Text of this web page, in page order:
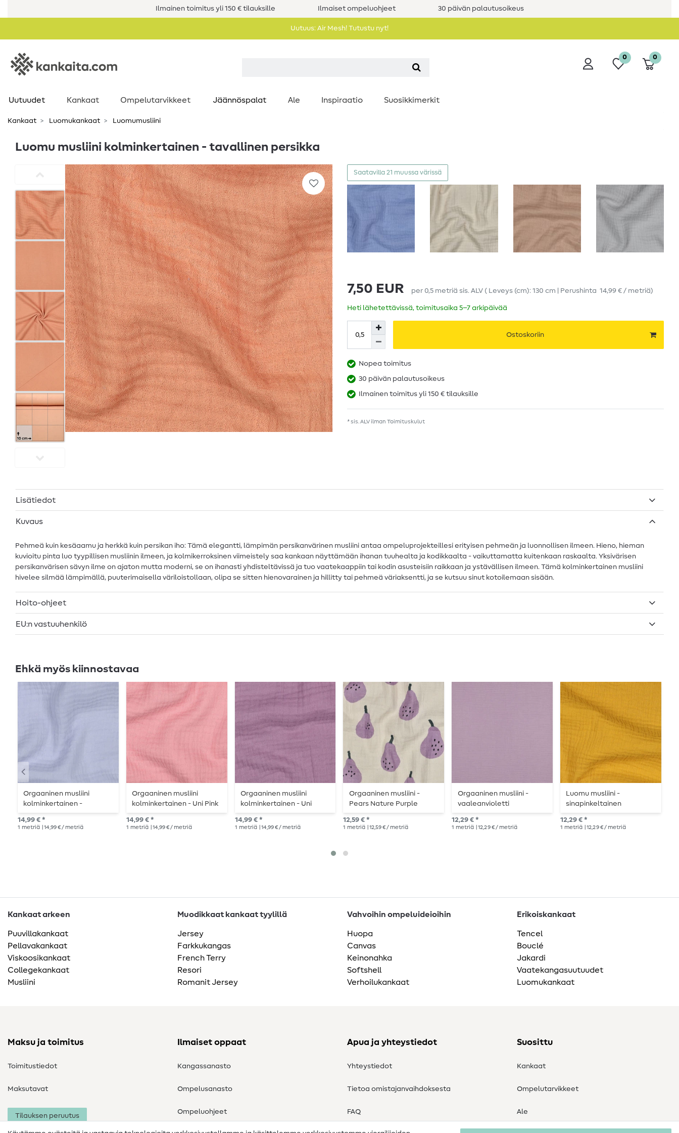
Ilmainen toimitus yli 150 € tilauksille Ilmaiset ompeluohjeet 30 päivän palautusoikeus
Uutuus: Air Mesh! Tutustu nyt!
0 0
Uutuudet Kankaat Ompelutarvikkeet Jäännöspalat Ale Inspiraatio Suosikkimerkit
Kankaat Luomukankaat Luomumusliini
Luomu musliini kolminkertainen - tavallinen persikka
Saatavilla 21 muussa värissä
7,50 EUR per 0,5 metriä sis. ALV ( Leveys (cm): 130 cm | Perushinta 14,99 € / metriä)
Heti lähetettävissä, toimitusaika 5–7 arkipäivää
Ostoskoriin
Nopea toimitus
30 päivän palautusoikeus
Ilmainen toimitus yli 150 € tilauksille
* sis. ALV ilman Toimituskulut
Lisätiedot
Kuvaus
Pehmeä kuin kesäaamu ja herkkä kuin persikan iho: Tämä elegantti, lämpimän persikanvärinen musliini antaa ompeluprojekteillesi erityisen pehmeän ja luonnollisen ilmeen. Hieno, hieman
kuvioitu pinta luo tyypillisen musliinin ilmeen, ja kolmikerroksinen viimeistely saa kankaan näyttämään ihanan tuuhealta ja kodikkaalta - vaikuttamatta kuitenkaan raskaalta. Yksivärisen
persikanvärisen sävyn ilme on ajaton mutta moderni, se on ihanasti yhdisteltävissä ja tuo vaatekaappiin tai kodin asusteisiin raikkaan ja ystävällisen ilmeen. Tämä kolminkertainen musliini
hivelee silmää lämpimällä, puuterimaisella väriloistollaan, olipa se sitten hienovarainen ja hillitty tai pehmeä väriaksentti, ja se kutsuu sinut kotoilemaan sisään.
Hoito-ohjeet
EU:n vastuuhenkilö
Ehkä myös kiinnostavaa
Orgaaninen musliini
kolminkertainen -
vaaleansininen
14,99 € *
1 metriä | 14,99 € / metriä
Orgaaninen musliini
kolminkertainen - Uni Pink
14,99 € *
1 metriä | 14,99 € / metriä
Orgaaninen musliini
kolminkertainen - Uni
Mauve
14,99 € *
1 metriä | 14,99 € / metriä
Orgaaninen musliini -
Pears Nature Purple
12,59 € *
1 metriä | 12,59 € / metriä
Orgaaninen musliini -
vaaleanvioletti
12,29 € *
1 metriä | 12,29 € / metriä
Luomu musliini -
sinapinkeltainen
12,29 € *
1 metriä | 12,29 € / metriä
Kankaat arkeen
Puuvillakankaat
Pellavakankaat
Viskoosikankaat
Collegekankaat
Musliini
Muodikkaat kankaat tyylillä
Jersey
Farkkukangas
French Terry
Resori
Romanit Jersey
Vahvoihin ompeluideioihin
Huopa
Canvas
Keinonahka
Softshell
Verhoilukankaat
Erikoiskankaat
Tencel
Bouclé
Jakardi
Vaatekangasuutuudet
Luomukankaat
Maksu ja toimitus
Toimitustiedot
Maksutavat
Tilauksen peruutus
Ilmaiset oppaat
Kangassanasto
Ompelusanasto
Ompeluohjeet
Apua ja yhteystiedot
Yhteystiedot
Tietoa omistajanvaihdoksesta
FAQ
Suosittu
Kankaat
Ompelutarvikkeet
Ale